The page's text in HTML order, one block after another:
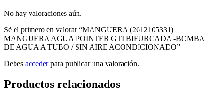
No hay valoraciones aún.
Sé el primero en valorar “MANGUERA (2612105331)
MANGUERA AGUA POINTER GTI BIFURCADA -BOMBA
DE AGUA A TUBO / SIN AIRE ACONDICIONADO”
Debes accederpara publicar una valoración.
Productos relacionados